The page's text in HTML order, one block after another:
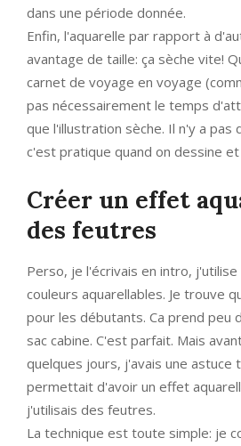
dans une période donnée.
Enfin, l'aquarelle par rapport à
avantage de taille: ça sèche vite!
carnet de voyage en voyage
pas nécessairement le temps
que l'illustration sèche. Il n'y a pas
c'est pratique quand on dessine et
Créer un effet
des feutres
Perso, je l'écrivais en intro,
couleurs aquarellables. Je trouve
pour les débutants. Ca prend peu
sac cabine. C'est parfait. Mais
quelques jours, j'avais une astuce
permettait d'avoir un effet
j'utilisais des feutres.
La technique est toute simple: je